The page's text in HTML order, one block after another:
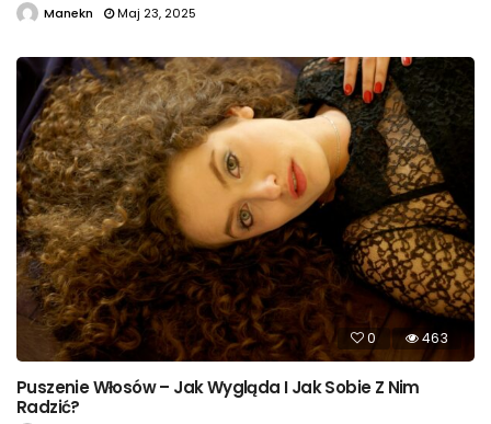
Manekn Maj 23, 2025
0 463
Puszenie Włosów – Jak Wygląda I Jak Sobie Z Nim
Radzić?